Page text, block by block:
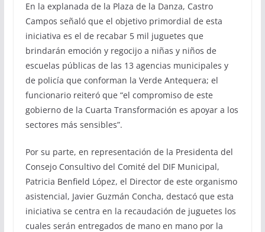
En la explanada de la Plaza de la Danza, Castro
Campos señaló que el objetivo primordial de esta
iniciativa es el de recabar 5 mil juguetes que
brindarán emoción y regocijo a niñas y niños de
escuelas públicas de las 13 agencias municipales y
de policía que conforman la Verde Antequera; el
funcionario reiteró que “el compromiso de este
gobierno de la Cuarta Transformación es apoyar a los
sectores más sensibles”.
Por su parte, en representación de la Presidenta del
Consejo Consultivo del Comité del DIF Municipal,
Patricia Benfield López, el Director de este organismo
asistencial, Javier Guzmán Concha, destacó que esta
iniciativa se centra en la recaudación de juguetes los
cuales serán entregados de mano en mano por la